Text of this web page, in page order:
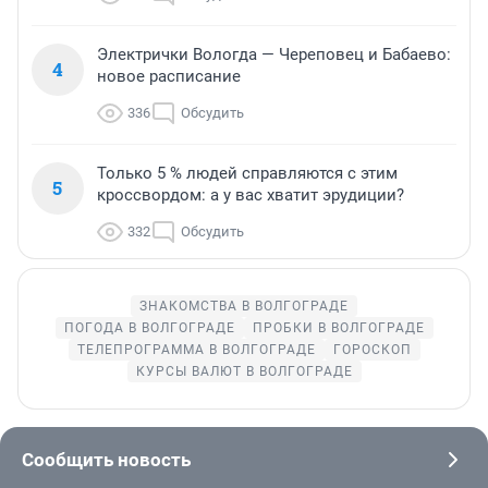
4
Электрички Вологда — Череповец и Бабаево:
новое расписание
336 Обсудить
5
Только 5 % людей справляются с этим
кроссвордом: а у вас хватит эрудиции?
332 Обсудить
ЗНАКОМСТВА В ВОЛГОГРАДЕ
ПОГОДА В ВОЛГОГРАДЕ
ПРОБКИ В ВОЛГОГРАДЕ
ТЕЛЕПРОГРАММА В ВОЛГОГРАДЕ
ГОРОСКОП
КУРСЫ ВАЛЮТ В ВОЛГОГРАДЕ
Сообщить новость